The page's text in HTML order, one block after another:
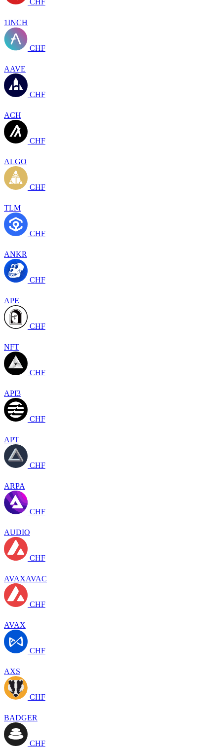
1INCH
CHF
AAVE
CHF
ACH
CHF
ALGO
CHF
TLM
CHF
ANKR
CHF
APE
CHF
NFT
CHF
API3
CHF
APT
CHF
ARPA
CHF
AUDIO
CHF
AVAXAVAC
CHF
AVAX
CHF
AXS
CHF
BADGER
CHF